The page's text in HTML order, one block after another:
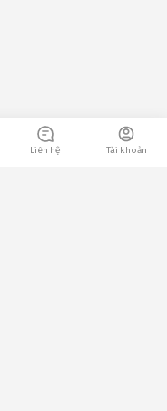
Liên hệ Tài khoản